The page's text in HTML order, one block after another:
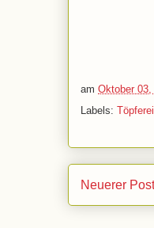
am Oktober 03,
Labels: Töpferei
Neuerer Post